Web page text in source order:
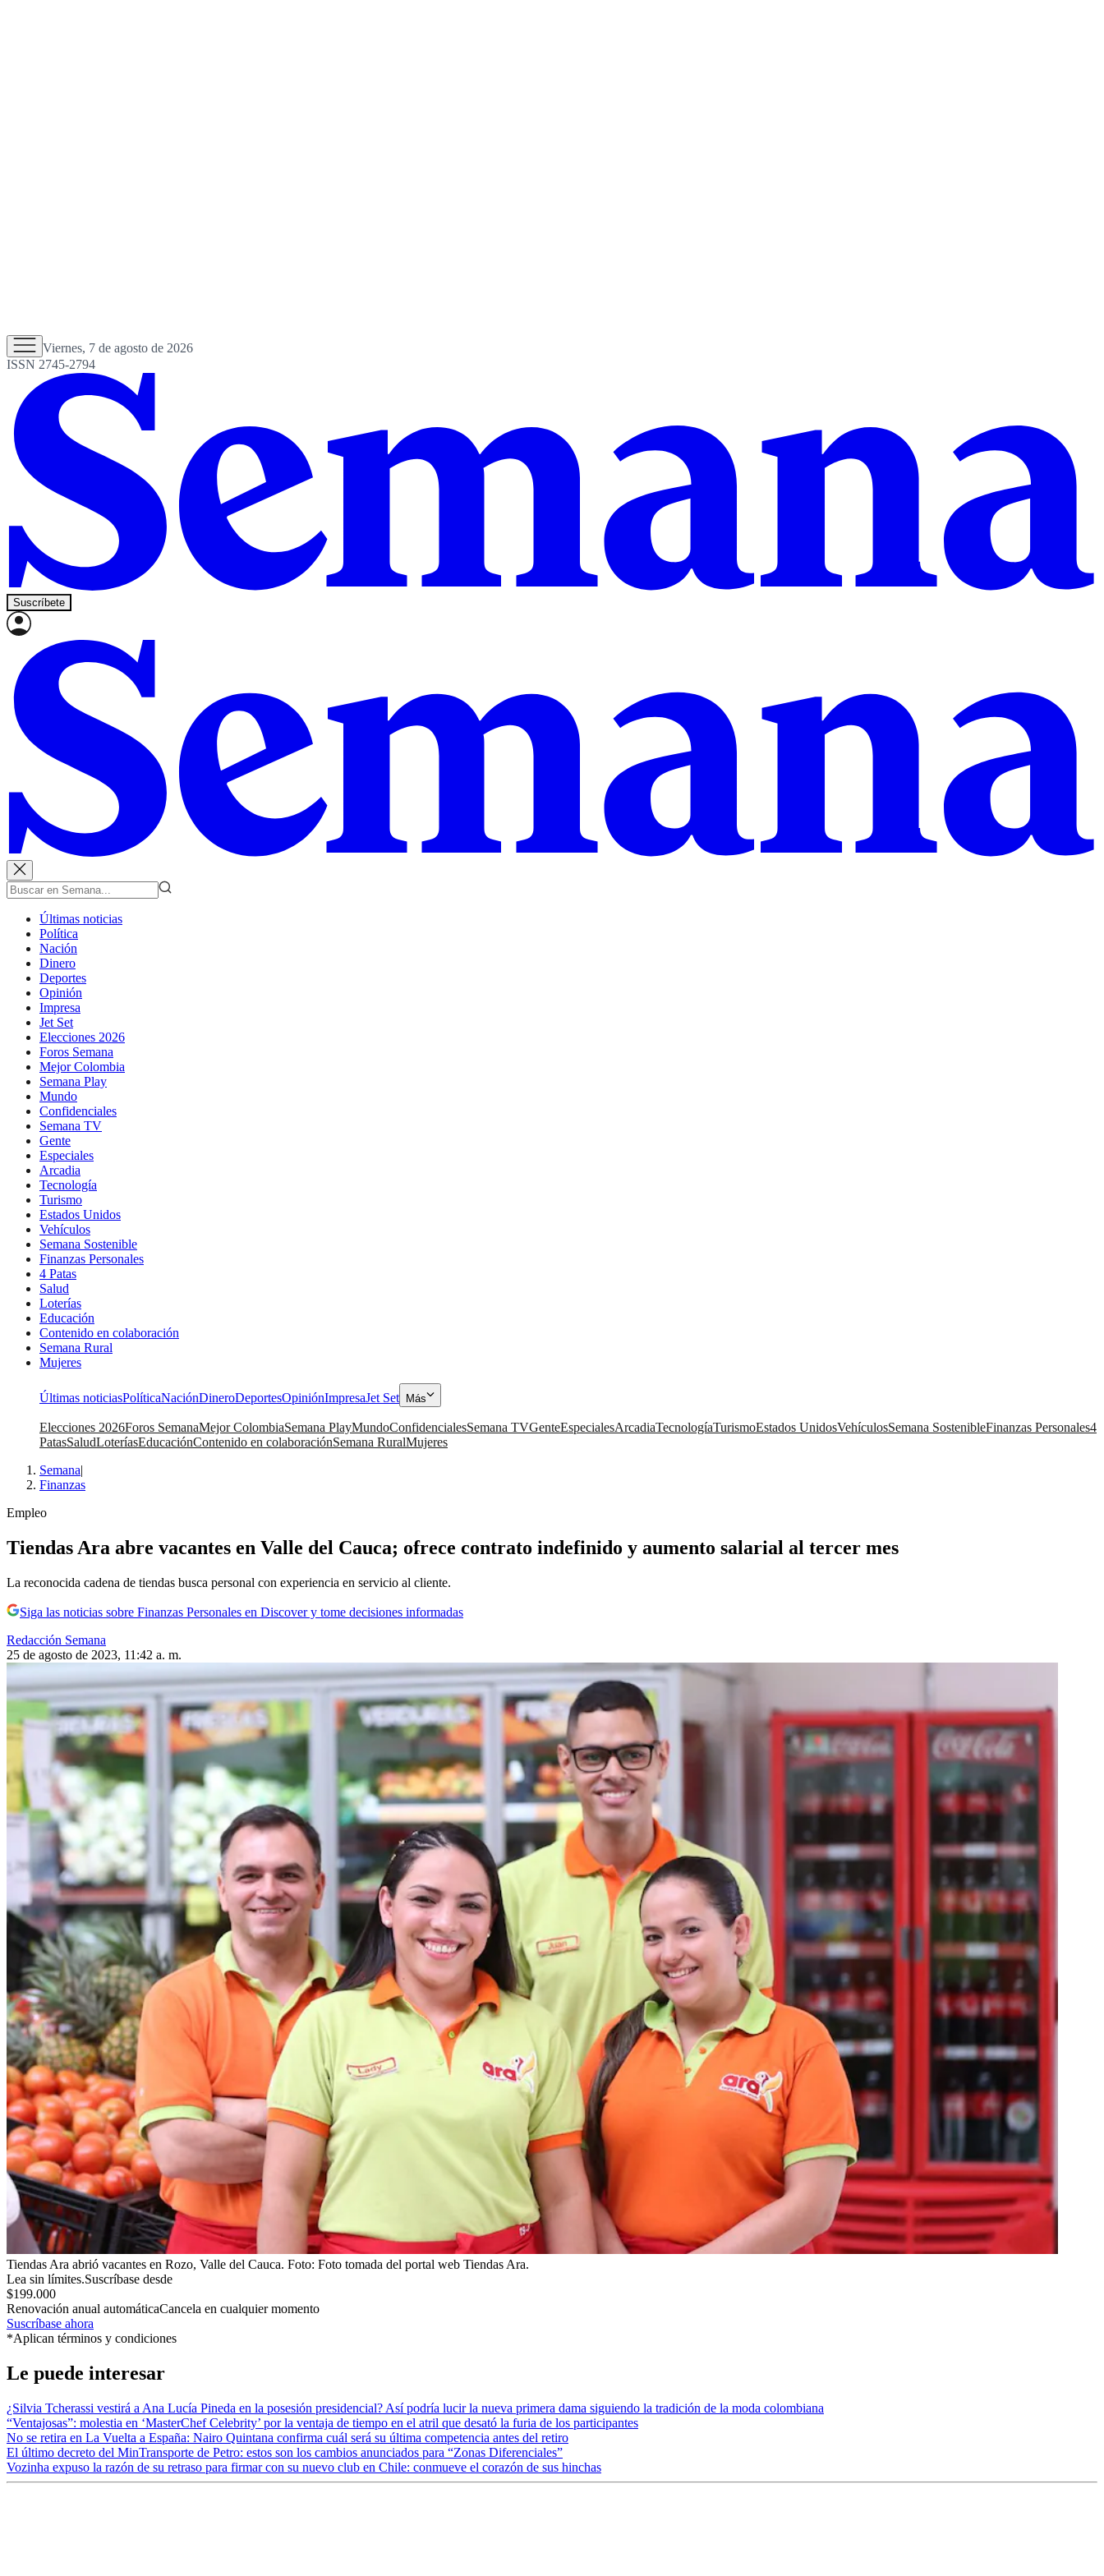
Viernes, 7 de agosto de 2026
ISSN 2745-2794
Suscríbete
Últimas noticias
Política
Nación
Dinero
Deportes
Opinión
Impresa
Jet Set
Elecciones 2026
Foros Semana
Mejor Colombia
Semana Play
Mundo
Confidenciales
Semana TV
Gente
Especiales
Arcadia
Tecnología
Turismo
Estados Unidos
Vehículos
Semana Sostenible
Finanzas Personales
4 Patas
Salud
Loterías
Educación
Contenido en colaboración
Semana Rural
Mujeres
Últimas noticiasPolíticaNaciónDineroDeportesOpiniónImpresaJet Set Más
Elecciones 2026Foros SemanaMejor ColombiaSemana PlayMundoConfidencialesSemana TVGenteEspecialesArcadiaTecnologíaTurismoEstados UnidosVehículosSemana SostenibleFinanzas Personales4
PatasSaludLoteríasEducaciónContenido en colaboraciónSemana RuralMujeres
Semana|
Finanzas
Empleo
Tiendas Ara abre vacantes en Valle del Cauca; ofrece contrato indefinido y aumento salarial al tercer mes
La reconocida cadena de tiendas busca personal con experiencia en servicio al cliente.
Siga las noticias sobre Finanzas Personales en Discover y tome decisiones informadas
Redacción Semana
25 de agosto de 2023, 11:42 a. m.
Tiendas Ara abrió vacantes en Rozo, Valle del Cauca. Foto: Foto tomada del portal web Tiendas Ara.
Lea sin límites.Suscríbase desde
$199.000
Renovación anual automáticaCancela en cualquier momento
Suscríbase ahora
*Aplican términos y condiciones
Le puede interesar
¿Silvia Tcherassi vestirá a Ana Lucía Pineda en la posesión presidencial? Así podría lucir la nueva primera dama siguiendo la tradición de la moda colombiana
“Ventajosas”: molestia en ‘MasterChef Celebrity’ por la ventaja de tiempo en el atril que desató la furia de los participantes
No se retira en La Vuelta a España: Nairo Quintana confirma cuál será su última competencia antes del retiro
El último decreto del MinTransporte de Petro: estos son los cambios anunciados para “Zonas Diferenciales”
Vozinha expuso la razón de su retraso para firmar con su nuevo club en Chile: conmueve el corazón de sus hinchas